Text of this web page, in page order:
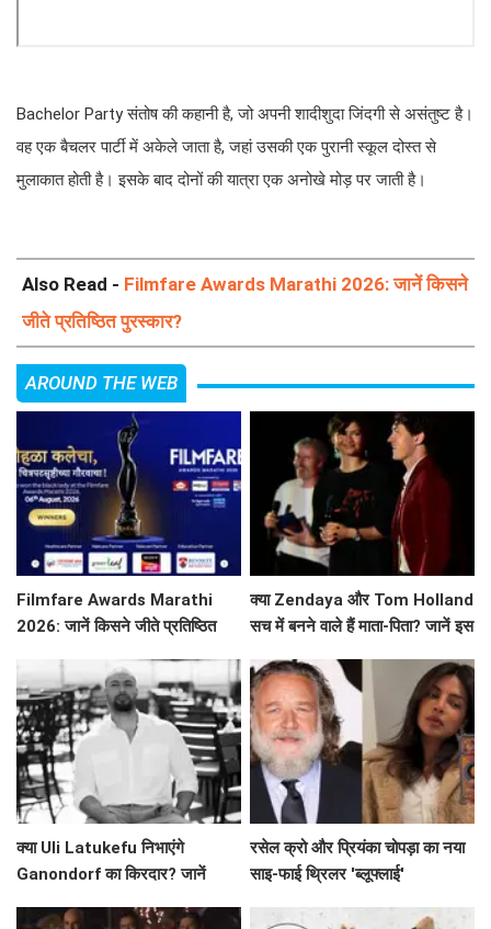
Bachelor Party संतोष की कहानी है, जो अपनी शादीशुदा जिंदगी से असंतुष्ट है।
वह एक बैचलर पार्टी में अकेले जाता है, जहां उसकी एक पुरानी स्कूल दोस्त से
मुलाकात होती है। इसके बाद दोनों की यात्रा एक अनोखे मोड़ पर जाती है।
Also Read - Filmfare Awards Marathi 2026: जानें किसने
जीते प्रतिष्ठित पुरस्कार?
AROUND THE WEB
Filmfare Awards Marathi
2026: जानें किसने जीते प्रतिष्ठित
क्या Zendaya और Tom Holland
सच में बनने वाले हैं माता-पिता? जानें इस
क्या Uli Latukefu निभाएंगे
Ganondorf का किरदार? जानें
रसेल क्रो और प्रियंका चोपड़ा का नया
साइ-फाई थ्रिलर 'ब्लूफ्लाई'